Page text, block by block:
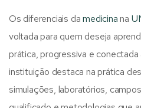
Os diferenciais damedicinana
voltada para quem deseja
prática, progressiva e conectada
instituição destaca na prática
simulações, laboratórios,